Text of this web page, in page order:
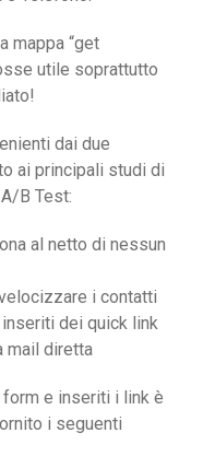
mappa “get
utile soprattutto
dai due
ai principali studi di
B Test:
al netto di nessun
i contatti
dei quick link
mail diretta
e inseriti i link è
i seguenti